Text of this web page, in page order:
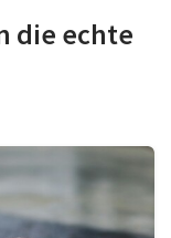
die echte